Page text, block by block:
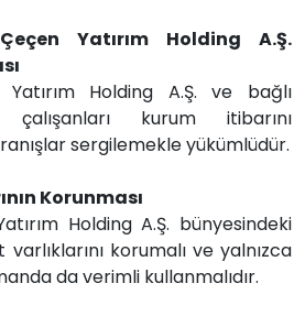
Yatırım Holding A.Ş.
Holding A.Ş. ve bağlı
kurum itibarını
sergilemekle yükümlüdür.
Korunması
Holding A.Ş. bünyesindeki
korumalı ve yalnızca
da verimli kullanmalıdır.